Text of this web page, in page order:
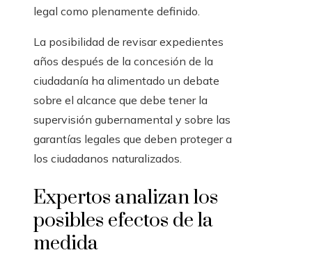
legal como plenamente definido.
La posibilidad de revisar expedientes
años después de la concesión de la
ciudadanía ha alimentado un debate
sobre el alcance que debe tener la
supervisión gubernamental y sobre las
garantías legales que deben proteger a
los ciudadanos naturalizados.
Expertos analizan los
posibles efectos de la
medida